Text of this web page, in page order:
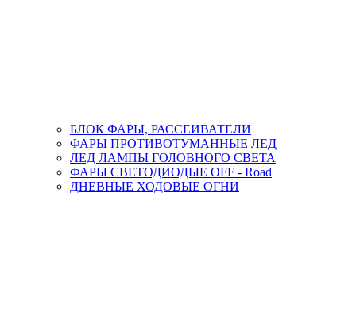
БЛОК ФАРЫ, РАССЕИВАТЕЛИ
ФАРЫ ПРОТИВОТУМАННЫЕ ЛЕД
ЛЕД ЛАМПЫ ГОЛОВНОГО СВЕТА
ФАРЫ СВЕТОДИОДЫЕ OFF - Road
ДНЕВНЫЕ ХОДОВЫЕ ОГНИ